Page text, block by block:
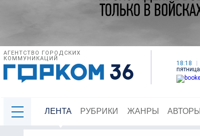
АГЕНТСТВО ГОРОДСКИХ
КОММУНИКАЦИЙ
18:18
пятница
ЛЕНТА РУБРИКИ ЖАНРЫ АВТОРЫ